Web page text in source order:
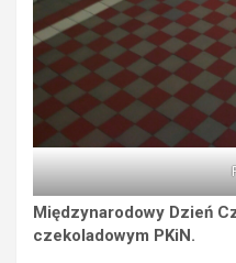
Międzynarodowy Dzień
czekoladowym PKiN.